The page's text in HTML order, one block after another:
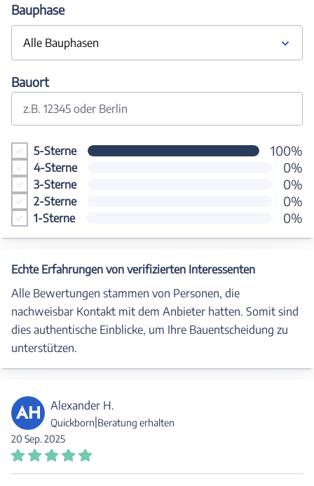
Bauphase
Alle Bauphasen
Bauort
z.B. 12345 oder Berlin
5-Sterne 100%
4-Sterne 0%
3-Sterne 0%
2-Sterne 0%
1-Sterne 0%
Echte Erfahrungen von verifizierten Interessenten
Alle Bewertungen stammen von Personen, die
nachweisbar Kontakt mit dem Anbieter hatten. Somit sind
dies authentische Einblicke, um Ihre Bauentscheidung zu
unterstützen.
AH Alexander H.
Quickborn|Beratung erhalten
20 Sep. 2025